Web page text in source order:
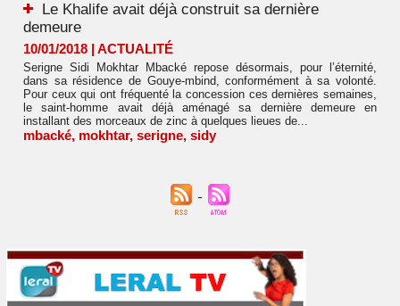
Le Khalife avait déjà construit sa dernière
demeure
10/01/2018 | ACTUALITÉ
Serigne Sidi Mokhtar Mbacké repose désormais, pour l’éternité,
dans sa résidence de Gouye-mbind, conformément à sa volonté.
Pour ceux qui ont fréquenté la concession ces dernières semaines,
le saint-homme avait déjà aménagé sa dernière demeure en
installant des morceaux de zinc à quelques lieues de...
mbacké, mokhtar, serigne, sidy